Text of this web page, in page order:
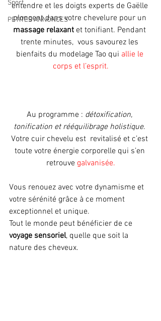
Sport
PETITES ANNONCES
entendre et les doigts experts de Gaëlle
plongent dans votre chevelure pour un
massage relaxant et tonifiant. Pendant
trente minutes,  vous savourez les
bienfaits du modelage Tao qui allie le
corps et l’esprit.
Au programme : détoxification,
tonification et rééquilibrage holistique.
Votre cuir chevelu est  revitalisé et c’est
toute votre énergie corporelle qui s’en
retrouve galvanisée.
Vous renouez avec votre dynamisme et
votre sérénité grâce à ce moment
exceptionnel et unique.
Tout le monde peut bénéficier de ce
voyage sensoriel, quelle que soit la
nature des cheveux.